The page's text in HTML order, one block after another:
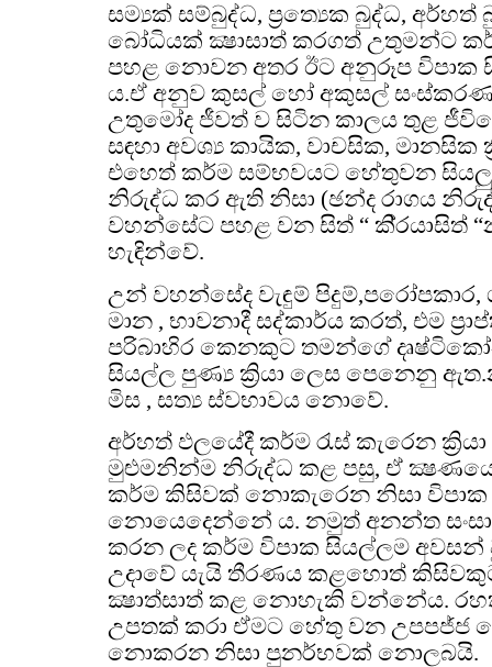
සම්‍යක් සම්බුද්ධ, ප්‍රත්‍යෙක බුද්ධ,
බෝධියක් ක්‍ෂාසාත් කරගත් උතුමන්ට
පහළ නොවන අතර ඊට අනුරූප
ය.ඒ අනුව කුසල් හෝ අකුසල්
උතුමෝද ජීවත් ව සිටින කාලය තුළ
සඳහා අවශ්‍ය කායික, වාචසික, මානසික
එහෙත් කර්ම සම්භවයට හේතුවන
නිරුද්ධ කර ඇති නිසා (ඡන්ද රාගය
වහන්සේට පහළ වන සිත් “ කි‍්‍රයාසිත්
හැඳින්වේ.
උන් වහන්සේද වැඳුම් පිදුම්,පරෝපකාර,
මාන , භාවනාදී සද්කාර්ය කරත්, එම
පරිබාහිර කෙනකුට තමන්ගේ
සියල්ල පුණ්‍ය ක්‍රියා ලෙස පෙනෙනු
මිස , සත්‍ය ස්වභාවය නොවේ.
අර්හත් ඵලයේදී කර්ම රැස් කැරෙන
මුළුමනින්ම නිරුද්ධ කළ පසු, ඒ
කර්ම කිසිවක් නොකැරෙන නිසා
නොයෙදෙන්නේ ය. නමුත් අනන්ත
කරන ලද කර්ම විපාක සියල්ලම අවසන්
උදාවේ යැයි තීරණය කළහොත්
ක්‍ෂාත්සාත් කළ නොහැකි වන්නේය.
උපතක් කරා ඒමට හේතු වන උපපජ්ජ
නොකරන නිසා පුනර්භවක් නොලබයි.